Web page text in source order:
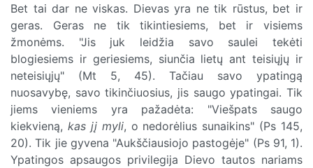
Bet tai dar ne viskas. Dievas yra ne tik rūstus, bet ir
geras. Geras ne tik tikintiesiems, bet ir visiems
žmonėms. "Jis juk leidžia savo saulei tekėti
blogiesiems ir geriesiems, siunčia lietų ant teisiųjų ir
neteisiųjų" (Mt 5, 45). Tačiau savo ypatingą
nuosavybę, savo tikinčiuosius, jis saugo ypatingai. Tik
jiems vieniems yra pažadėta: "Viešpats saugo
kiekvieną, kas jį myli, o nedorėlius sunaikins" (Ps 145,
20). Tik jie gyvena "Aukščiausiojo pastogėje" (Ps 91, 1).
Ypatingos apsaugos privilegija Dievo tautos nariams